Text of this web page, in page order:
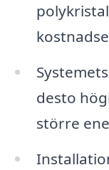
desto
större